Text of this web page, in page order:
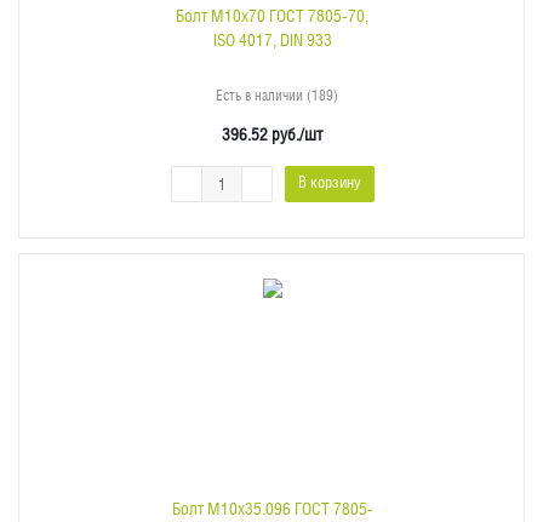
Болт M10x70 ГОСТ 7805-70,
ISO 4017, DIN 933
Есть в наличии (189)
396.52 руб./шт
В корзину
Болт M10x35.096 ГОСТ 7805-